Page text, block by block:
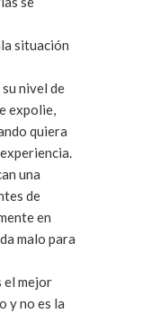
situación
nivel de
expolie,
quiera
una
de
en
malo para
el mejor
y no es la